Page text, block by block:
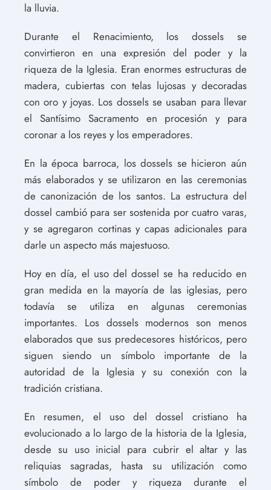
la lluvia.
Durante el Renacimiento, los dossels se
convirtieron en una expresión del poder y la
riqueza de la Iglesia. Eran enormes estructuras de
madera, cubiertas con telas lujosas y decoradas
con oro y joyas. Los dossels se usaban para llevar
el Santísimo Sacramento en procesión y para
coronar a los reyes y los emperadores.
En la época barroca, los dossels se hicieron aún
más elaborados y se utilizaron en las ceremonias
de canonización de los santos. La estructura del
dossel cambió para ser sostenida por cuatro varas,
y se agregaron cortinas y capas adicionales para
darle un aspecto más majestuoso.
Hoy en día, el uso del dossel se ha reducido en
gran medida en la mayoría de las iglesias, pero
todavía se utiliza en algunas ceremonias
importantes. Los dossels modernos son menos
elaborados que sus predecesores históricos, pero
siguen siendo un símbolo importante de la
autoridad de la Iglesia y su conexión con la
tradición cristiana.
En resumen, el uso del dossel cristiano ha
evolucionado a lo largo de la historia de la Iglesia,
desde su uso inicial para cubrir el altar y las
reliquias sagradas, hasta su utilización como
símbolo de poder y riqueza durante el